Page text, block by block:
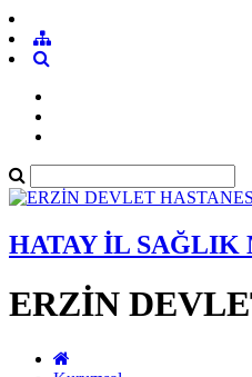
HATAY İL SAĞLIK
ERZİN